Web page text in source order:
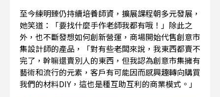
至今練明臻仍持續培養師資，擴展課程朝多元發展，
她笑道：「要找什麼手作老師我都有哦！」除此之
外，也不斷發想如何創新營運，商場開始代售創意市
集設計師的產品，「對有些老闆來說，我東西都賣不
完了，幹嘛還賣別人的東西，但我認為創意市集擁有
藝術和流行的元素，客戶有可能因而感興趣轉向購買
我們的材料DIY，這也是種互助互利的商業模式。」